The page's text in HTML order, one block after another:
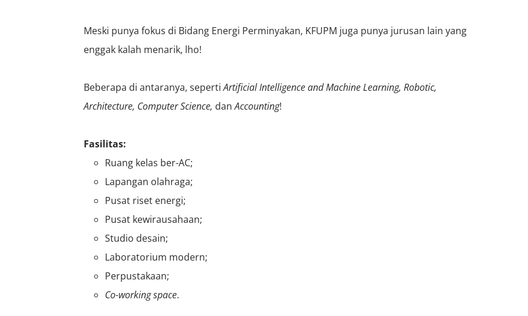
Meski punya fokus di Bidang Energi Perminyakan, KFUPM juga punya jurusan lain yang
enggak kalah menarik, lho!
Beberapa di antaranya, sepertiArtificial Intelligence and Machine Learning, Robotic,
Architecture, Computer Science, danAccounting!
Fasilitas:
Ruang kelas ber-AC;
Lapangan olahraga;
Pusat riset energi;
Pusat kewirausahaan;
Studio desain;
Laboratorium modern;
Perpustakaan;
Co-working space.